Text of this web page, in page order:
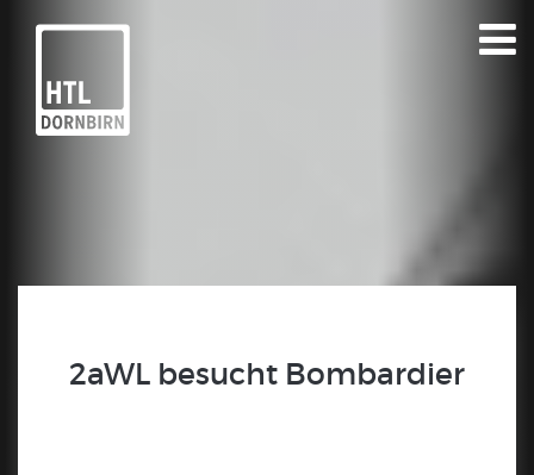
2aWL besucht Bombardier